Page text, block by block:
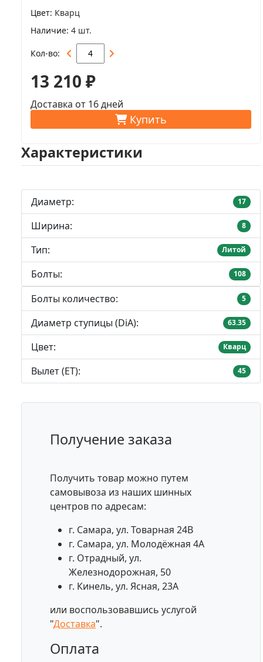
Цвет Кварц
Наличие 4 шт.
Кол-во
13 210 ₽
Доставка от 16 дней
Купить
Характеристики
Диаметр: 17
Ширина: 8
Тип: Литой
Болты: 108
Болты количество: 5
Диаметр ступицы (DiA): 63.35
Цвет: Кварц
Вылет (ET): 45
Получение заказа
Получить товар можно путем
самовывоза из наших шинных
центров по адресам:
г. Самара, ул. Товарная 24В
г. Самара, ул. Молодёжная 4А
г. Отрадный, ул.
Железнодорожная, 50
г. Кинель, ул. Ясная, 23А
или воспользовавшись услугой
"Доставка".
Оплата